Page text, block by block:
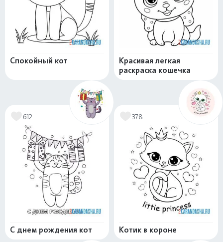
Спокойный кот
Красивая легкая
раскраска кошечка
612
С днем рождения кот
378
Котик в короне